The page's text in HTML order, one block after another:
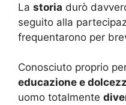
La storia durò
seguito alla
frequentarono per
Conosciuto proprio
educazione e
uomo totalmente